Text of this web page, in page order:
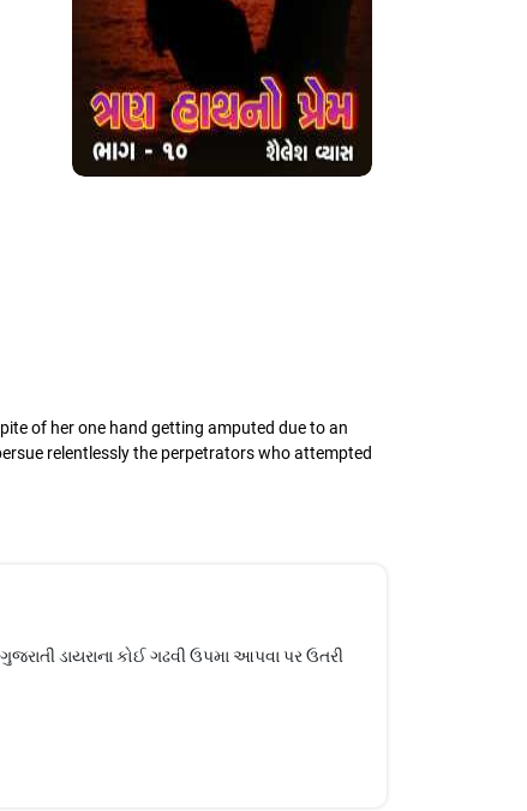
of her one hand getting amputed due to an
relentlessly the perpetrators who attempted
ડાયરાના કોઈ ગઢવી ઉપમા આપવા પર ઉતરી